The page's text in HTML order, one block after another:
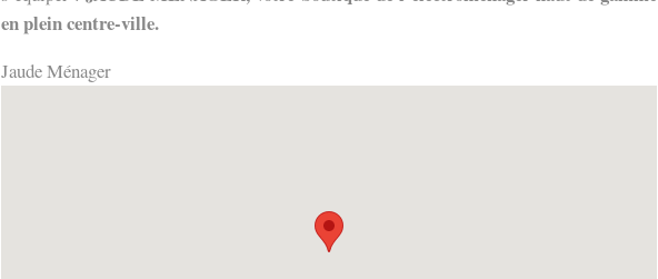
en plein centre-ville.
Jaude Ménager